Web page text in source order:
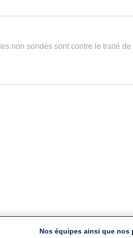
non sondés sont contre le traité
Nos équipes ainsi que nos